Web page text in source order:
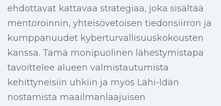
ehdottavat kattavaa strategiaa, joka sisältää
mentoroinnin, yhteisövetoisen tiedonsiirron ja
kumppanuudet kyberturvallisuuskokousten
kanssa. Tämä monipuolinen lähestymistapa
tavoittelee alueen valmistautumista
kehittyneisiin uhkiin ja myös Lähi-Idän
nostamista maailmanlaajuisen